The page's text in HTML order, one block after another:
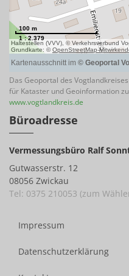
Das Geoportal des
für Kataster und Geoinformation
www.vogtlandkreis.de
Büroadresse
Vermessungsbüro Ralf
Gutwasserstr. 12
08056 Zwickau
Tel: 0375 210053 (zum
Impressum
Datenschutzerklärung